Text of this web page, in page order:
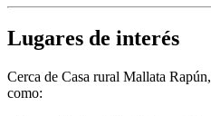
Lugares de interés
Cerca de Casa rural Mallata
como: